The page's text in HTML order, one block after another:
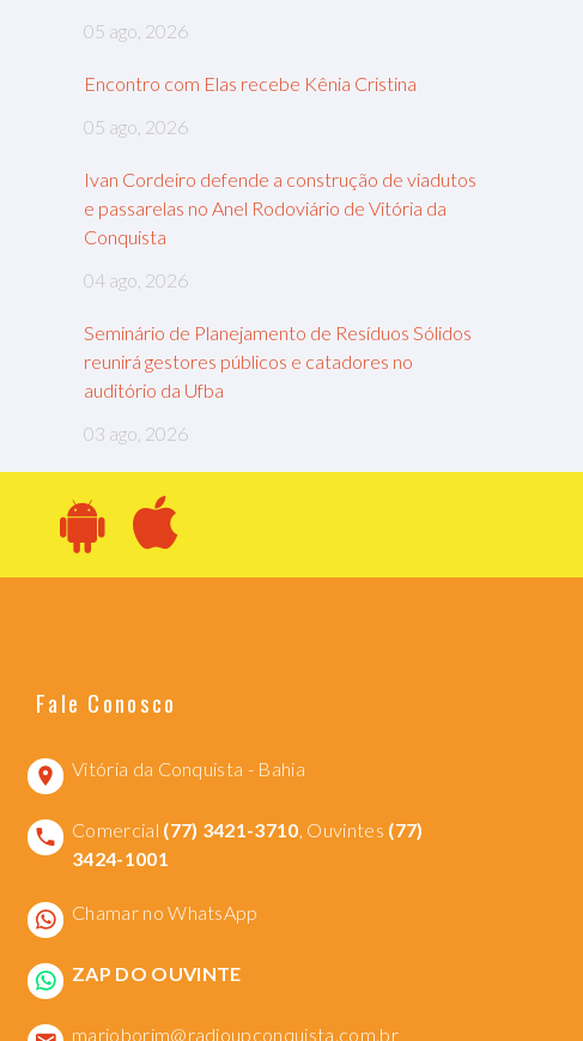
05 ago, 2026
Encontro com Elas recebe Kênia Cristina
05 ago, 2026
Ivan Cordeiro defende a construção de viadutos
e passarelas no Anel Rodoviário de Vitória da
Conquista
04 ago, 2026
Seminário de Planejamento de Resíduos Sólidos
reunirá gestores públicos e catadores no
auditório da Ufba
03 ago, 2026
Fale Conosco
Vitória da Conquista - Bahia
Comercial (77) 3421-3710 , Ouvintes (77)
3424-1001
Chamar no WhatsApp
ZAP DO OUVINTE
marioborim@radioupconquista.com.br